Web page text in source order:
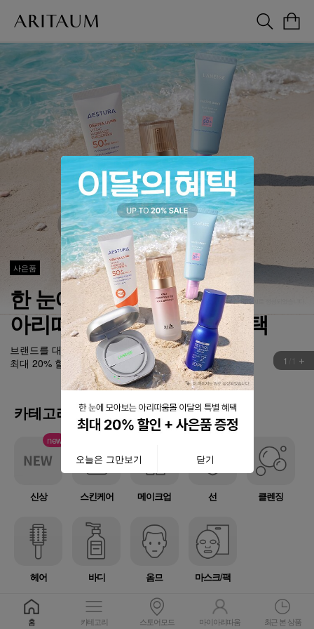
오늘은 그만보기 닫기
사은품
한 눈에 모아보는
아리따움몰 이달의 특별 혜택
브랜드를 대표하는 인기 아이템을 한 눈에!
최대 20% 할인 + 사은품 증정
1 1
카테고리별 제품 안내
new
신상 스킨케어 메이크업 선 클렌징
헤어 바디 옴므 마스크/팩
공지사항 아모레퍼시픽 개인정보처리방침 일부가 변경됩니다.
홈 카테고리 스토어모드 마이아리따움 최근 본 상품